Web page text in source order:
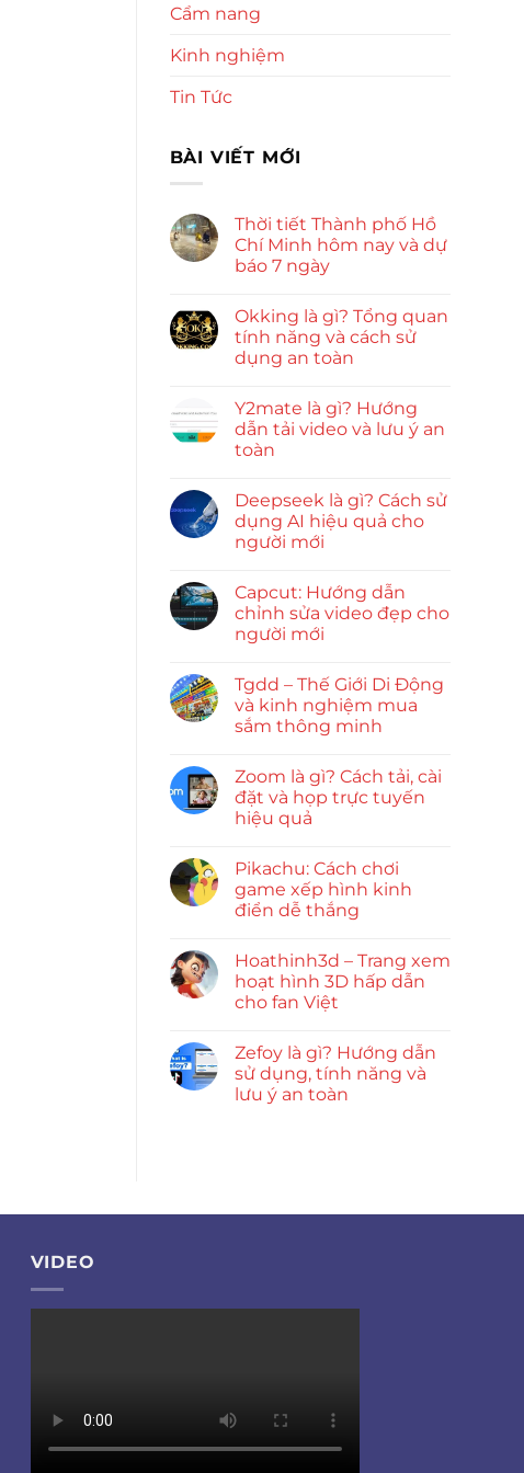
Cẩm nang
Kinh nghiệm
Tin Tức
BÀI VIẾT MỚI
Thời tiết Thành phố Hồ
Chí Minh hôm nay và dự
báo 7 ngày
Okking là gì? Tổng quan
tính năng và cách sử
dụng an toàn
Y2mate là gì? Hướng
dẫn tải video và lưu ý an
toàn
Deepseek là gì? Cách sử
dụng AI hiệu quả cho
người mới
Capcut: Hướng dẫn
chỉnh sửa video đẹp cho
người mới
Tgdd – Thế Giới Di Động
và kinh nghiệm mua
sắm thông minh
Zoom là gì? Cách tải, cài
đặt và họp trực tuyến
hiệu quả
Pikachu: Cách chơi
game xếp hình kinh
điển dễ thắng
Hoathinh3d – Trang xem
hoạt hình 3D hấp dẫn
cho fan Việt
Zefoy là gì? Hướng dẫn
sử dụng, tính năng và
lưu ý an toàn
VIDEO